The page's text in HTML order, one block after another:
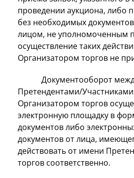
проведении аукциона, либо
без необходимых
лицом, не уполномоченным
осуществление таких
Организатором торгов не
Документооборот
Претендентами/
Организатором торгов
электронную площадку в
документов либо
документов от лица,
действовать от имени
торгов соответственно.